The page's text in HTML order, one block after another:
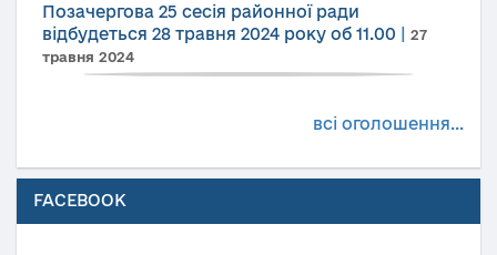
Позачергова 25 сесія районної ради
відбудеться 28 травня 2024 року об 11.00
27
травня 2024
всі оголошення...
FACEBOOK